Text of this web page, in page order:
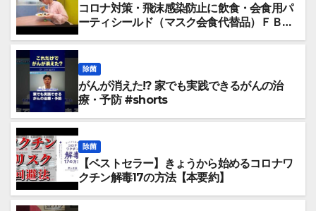
コロナ対策・飛沫感染防止に飲食・会食用パ
ーティシールド（マスク会食代替品）ＦＢＣ
除菌
がんが消えた!? 家でも実践できるがんの治
療・予防 #shorts
除菌
【ベストセラー】きょうから始めるコロナワ
クチン解毒17の方法【本要約】